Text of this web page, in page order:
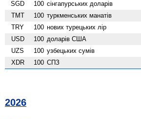
SGD 100 сінгапурських доларів
TMT 100 туркменських манатів
TRY 100 нових турецьких лір
USD 100 доларів США
UZS 100 узбецьких сумів
XDR 100 СПЗ
2026